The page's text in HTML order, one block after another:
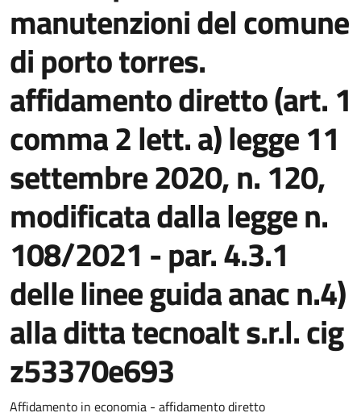
manutenzioni del comune
di porto torres.
affidamento diretto (art. 1
comma 2 lett. a) legge 11
settembre 2020, n. 120,
modificata dalla legge n.
108/2021 - par. 4.3.1
delle linee guida anac n.4)
alla ditta tecnoalt s.r.l. cig
z53370e693
Dettaglio del documento
Affidamento in economia - affidamento diretto